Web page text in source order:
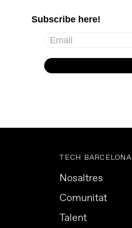
TECH BARCELONA
Nosaltres
Comunitat
Talent